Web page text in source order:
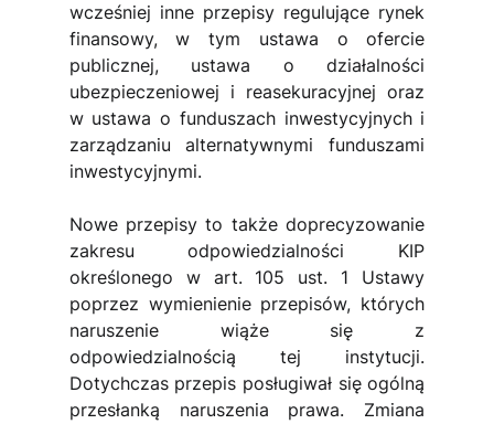
wcześniej inne przepisy regulujące rynek
finansowy, w tym ustawa o ofercie
publicznej, ustawa o działalności
ubezpieczeniowej i reasekuracyjnej oraz
w ustawa o funduszach inwestycyjnych i
zarządzaniu alternatywnymi funduszami
inwestycyjnymi.
Nowe przepisy to także doprecyzowanie
zakresu odpowiedzialności KIP
określonego w art. 105 ust. 1 Ustawy
poprzez wymienienie przepisów, których
naruszenie wiąże się z
odpowiedzialnością tej instytucji.
Dotychczas przepis posługiwał się ogólną
przesłanką naruszenia prawa. Zmiana